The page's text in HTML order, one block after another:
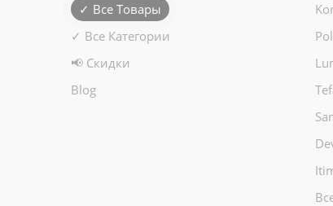
✓ Все Товары
✓ Все Категории
📢 Скидки
Blog